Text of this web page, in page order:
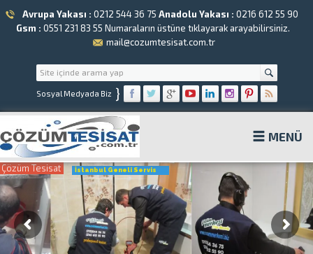
Avrupa Yakası : 0212 544 36 75 Anadolu Yakası : 0216 612 55 90
Gsm : 0551 231 83 55 Numaraların üstüne tıklayarak arayabilirsiniz.
mail@cozumtesisat.com.tr
Sosyal Medyada Biz }
MENÜ
Çözüm Tesisat İstanbul Geneli Servis